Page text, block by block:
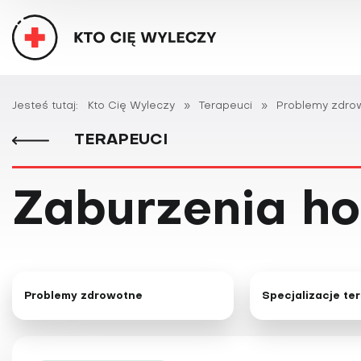
Jesteś tutaj: Kto Cię Wyleczy » Terapeuci » Problemy
TERAPEUCI
Zaburzenia
Problemy zdrowotne Specjalizacje